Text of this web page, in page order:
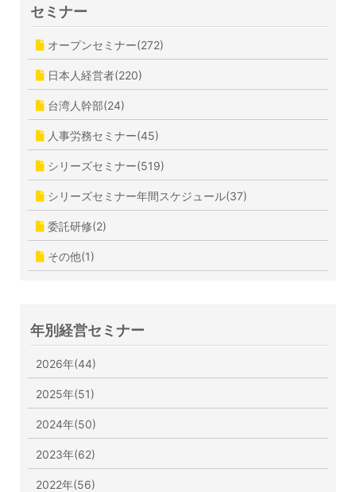
セミナー
オープンセミナー(272)
日本人経営者(220)
台湾人幹部(24)
人事労務セミナー(45)
シリーズセミナー(519)
シリーズセミナー年間スケジュール(37)
委託研修(2)
その他(1)
年別経営セミナー
2026年(44)
2025年(51)
2024年(50)
2023年(62)
2022年(56)